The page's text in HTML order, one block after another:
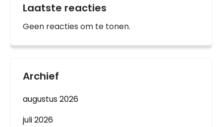
Laatste reacties
Geen reacties om te tonen.
Archief
augustus 2026
juli 2026